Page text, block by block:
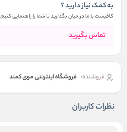
به کمک نیاز دارید ؟
کافیست با ما در میان بگذارید تا شما را راهنمایی کنیم
تماس بگیرید
فروشنده: فروشگاه اینترنتی موی کمند
نظرات کاربران